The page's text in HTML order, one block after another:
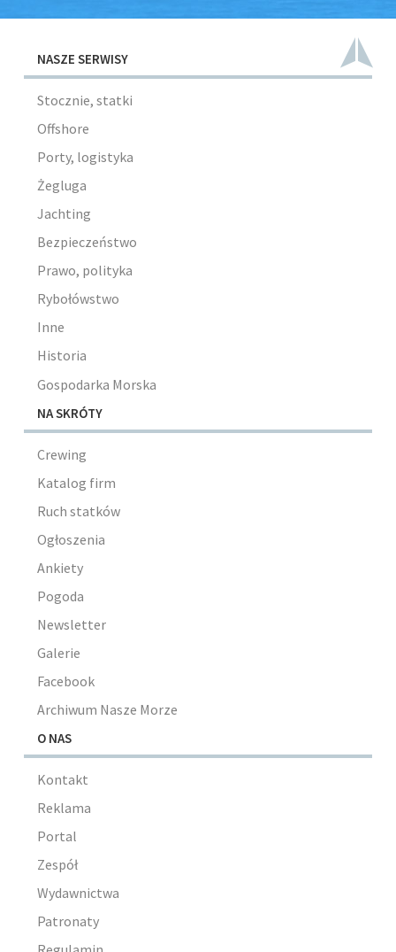
NASZE SERWISY
Stocznie, statki
Offshore
Porty, logistyka
Żegluga
Jachting
Bezpieczeństwo
Prawo, polityka
Rybołówstwo
Inne
Historia
Gospodarka Morska
NA SKRÓTY
Crewing
Katalog firm
Ruch statków
Ogłoszenia
Ankiety
Pogoda
Newsletter
Galerie
Facebook
Archiwum Nasze Morze
O NAS
Kontakt
Reklama
Portal
Zespół
Wydawnictwa
Patronaty